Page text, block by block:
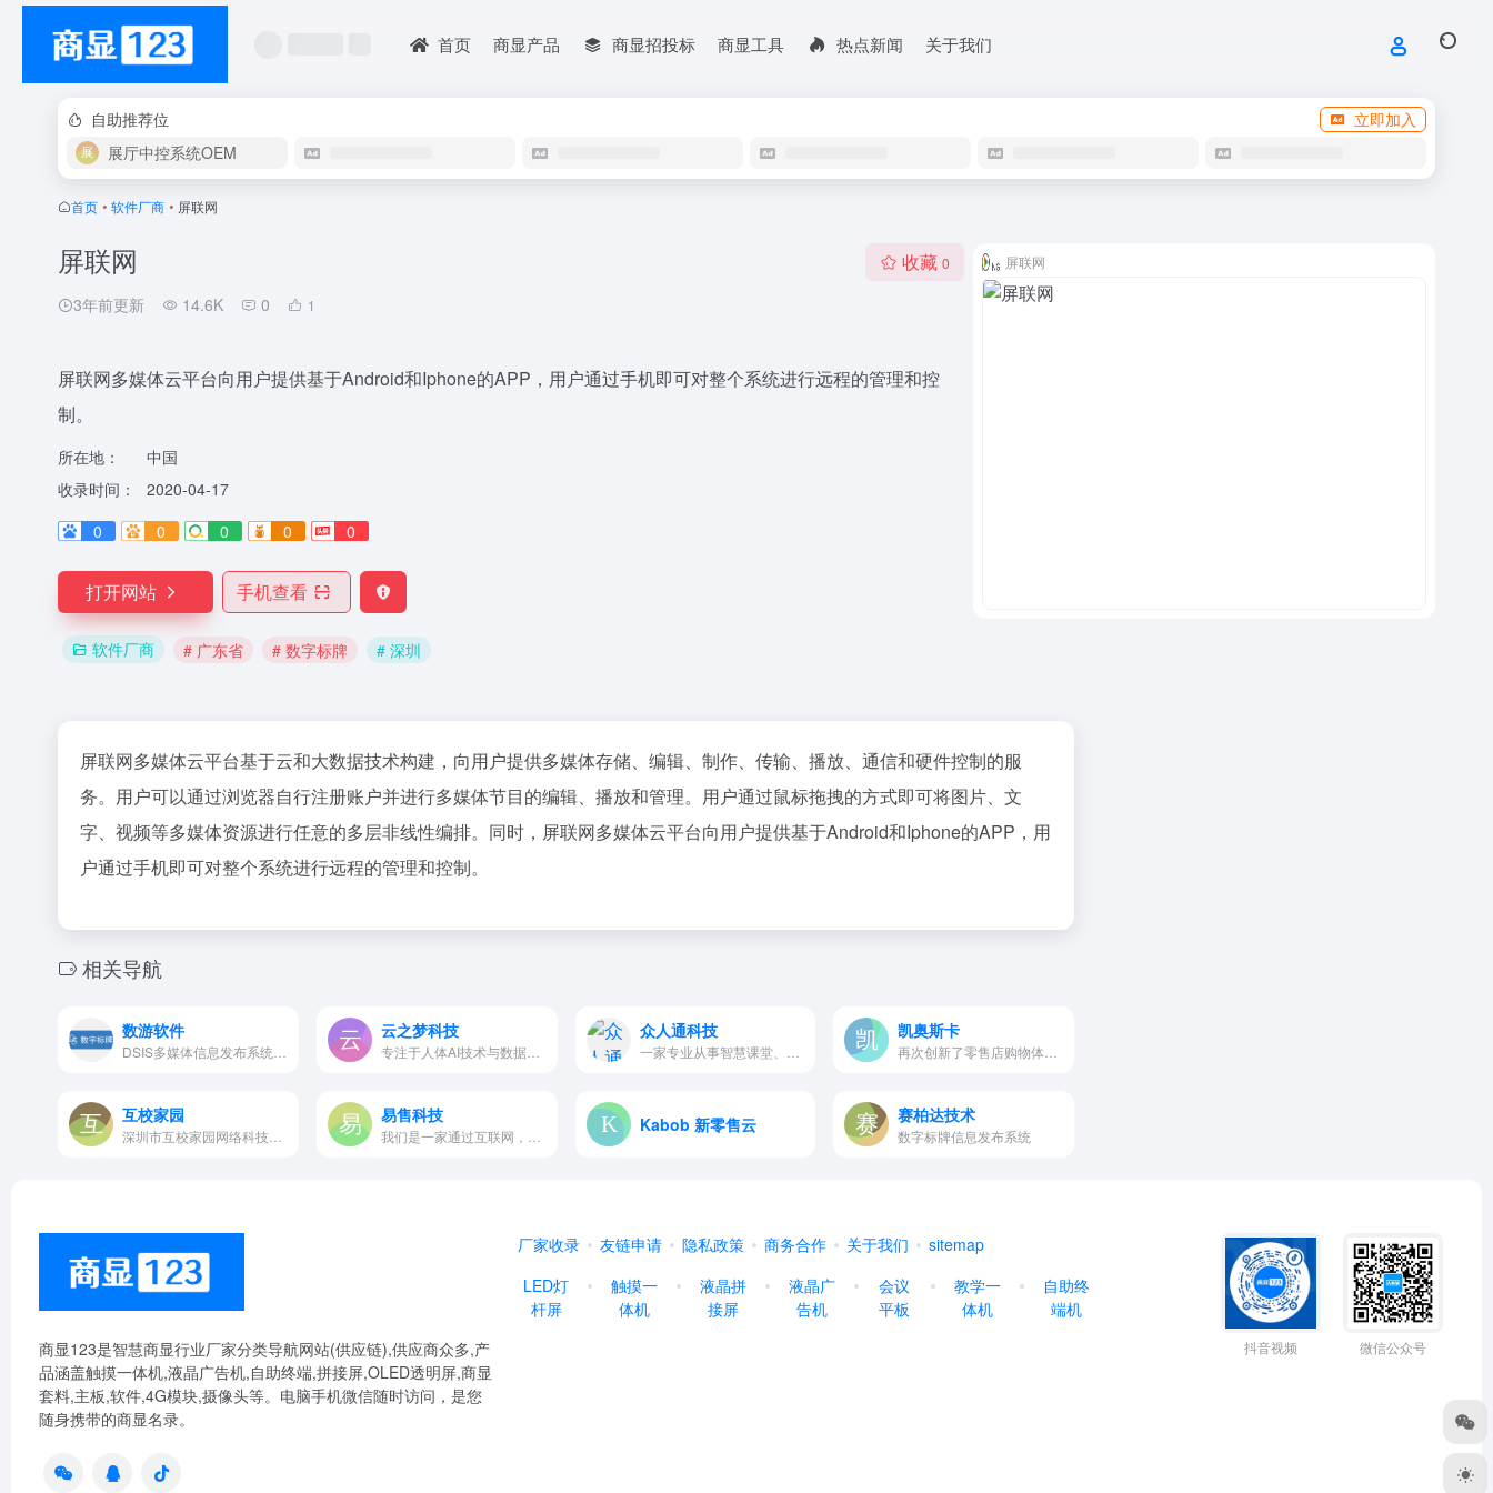
首页 商显产品 商显招投标 商显工具 热点新闻 关于我们
自助推荐位
立即加入
展厅中控系统OEM
首页 • 软件厂商 • 屏联网
屏联网
3年前更新 14.6K 0 1
收藏 0
屏联网多媒体云平台向用户提供基于Android和Iphone的APP，用户通过手机即可对整个系统进行远程的管理和控
制。
所在地：
中国
收录时间：
2020-04-17
0
0 0 0 0
打开网站 手机查看
软件厂商 # 广东省 # 数字标牌 # 深圳
屏联网
屏联网多媒体云平台基于云和大数据技术构建，向用户提供多媒体存储、编辑、制作、传输、播放、通信和硬件控制的服
务。用户可以通过浏览器自行注册账户并进行多媒体节目的编辑、播放和管理。用户通过鼠标拖拽的方式即可将图片、文
字、视频等多媒体资源进行任意的多层非线性编排。同时，屏联网多媒体云平台向用户提供基于Android和Iphone的APP，用
户通过手机即可对整个系统进行远程的管理和控制。
相关导航
数游软件 云之梦科技
专注于人体AI技术与数据科学研…
众人通科技 凯奥斯卡
互校家园 易售科技 Kabob 新零售云 赛柏达技术
数字标牌信息发布系统
商显123是智慧商显行业厂家分类导航网站(供应链),供应商众多,产
品涵盖触摸一体机,液晶广告机,自助终端,拼接屏,OLED透明屏,商显
套料,主板,软件,4G模块,摄像头等。电脑手机微信随时访问，是您
随身携带的商显名录。
厂家收录 友链申请 隐私政策 商务合作 关于我们
sitemap
LED灯
杆屏
触摸一
体机
液晶拼
接屏
液晶广
告机
会议
平板
教学一
体机
自助终
端机
抖音视频 微信公众号